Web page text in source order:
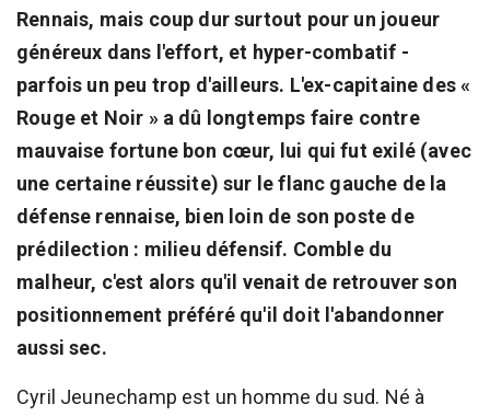
Rennais, mais coup dur surtout pour un joueur
généreux dans l'effort, et hyper-combatif -
parfois un peu trop d'ailleurs. L'ex-capitaine des «
Rouge et Noir » a dû longtemps faire contre
mauvaise fortune bon cœur, lui qui fut exilé (avec
une certaine réussite) sur le flanc gauche de la
défense rennaise, bien loin de son poste de
prédilection : milieu défensif. Comble du
malheur, c'est alors qu'il venait de retrouver son
positionnement préféré qu'il doit l'abandonner
aussi sec.
Cyril Jeunechamp est un homme du sud. Né à